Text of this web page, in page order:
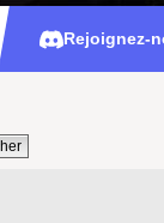
Rejoignez-
Podcast